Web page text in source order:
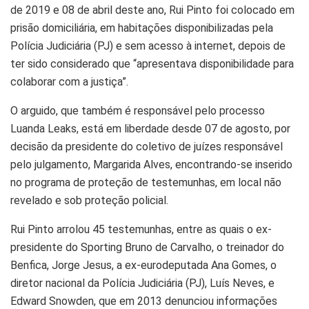
de 2019 e 08 de abril deste ano, Rui Pinto foi colocado em
prisão domiciliária, em habitações disponibilizadas pela
Polícia Judiciária (PJ) e sem acesso à internet, depois de
ter sido considerado que “apresentava disponibilidade para
colaborar com a justiça”.
O arguido, que também é responsável pelo processo
Luanda Leaks, está em liberdade desde 07 de agosto, por
decisão da presidente do coletivo de juízes responsável
pelo julgamento, Margarida Alves, encontrando-se inserido
no programa de proteção de testemunhas, em local não
revelado e sob proteção policial.
Rui Pinto arrolou 45 testemunhas, entre as quais o ex-
presidente do Sporting Bruno de Carvalho, o treinador do
Benfica, Jorge Jesus, a ex-eurodeputada Ana Gomes, o
diretor nacional da Polícia Judiciária (PJ), Luís Neves, e
Edward Snowden, que em 2013 denunciou informações